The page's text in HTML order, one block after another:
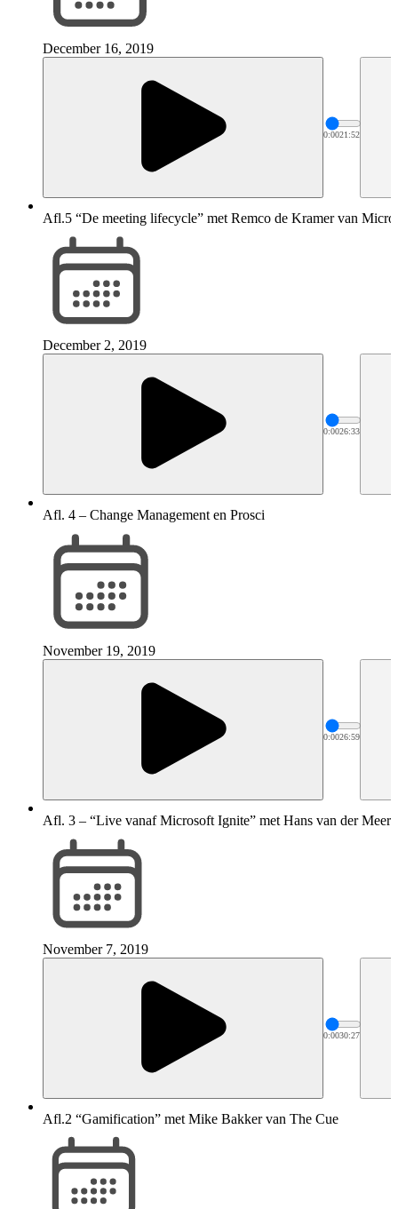
December 16, 2019
0:0021:52
Afl.5 “De meeting lifecycle” met Remco de Kramer van
December 2, 2019
0:0026:33
Afl. 4 – Change Management en Prosci
November 19, 2019
0:0026:59
Afl. 3 – “Live vanaf Microsoft Ignite” met Hans van der Meer
November 7, 2019
0:0030:27
Afl.2 “Gamification” met Mike Bakker van The Cue